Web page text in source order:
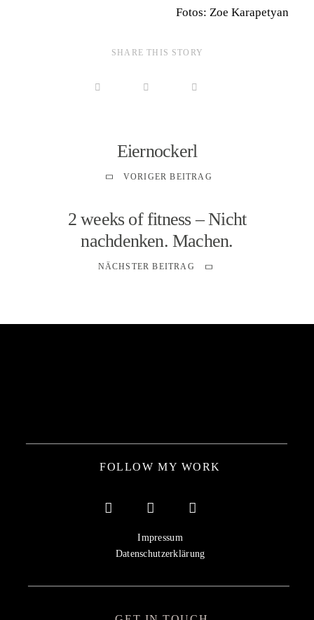
Fotos: Zoe Karapetyan
SHARE THIS STORY
Eiernockerl
VORIGER BEITRAG
2 weeks of fitness – Nicht
nachdenken. Machen.
NÄCHSTER BEITRAG
FOLLOW MY WORK
Impressum
Datenschutzerklärung